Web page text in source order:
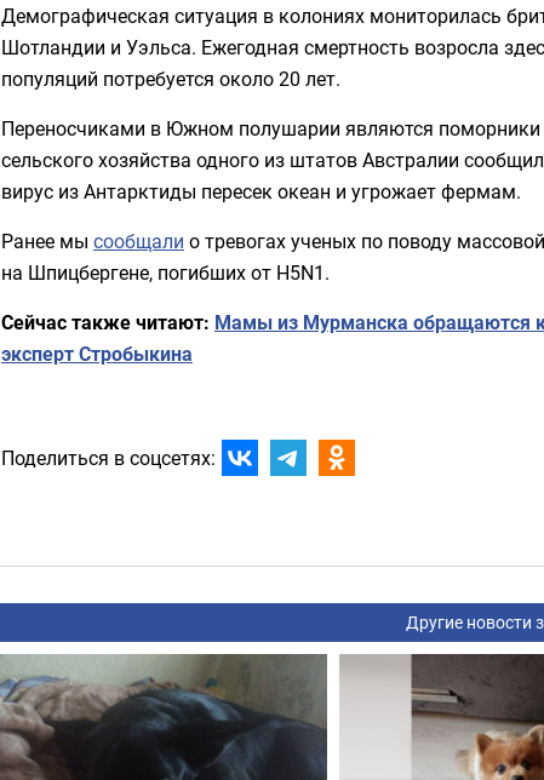
Демографическая ситуация в колониях мониторилась
Шотландии и Уэльса. Ежегодная смертность возросла
популяций потребуется около 20 лет.
Переносчиками в Южном полушарии являются поморники
сельского хозяйства одного из штатов Австралии
вирус из Антарктиды пересек океан и угрожает фермам.
Ранее мы сообщали о тревогах ученых по поводу
на Шпицбергене, погибших от H5N1.
Сейчас также читают: Мамы из Мурманска обращаются к
эксперт Стробыкина
Поделиться в соцсетях:
Другие новости